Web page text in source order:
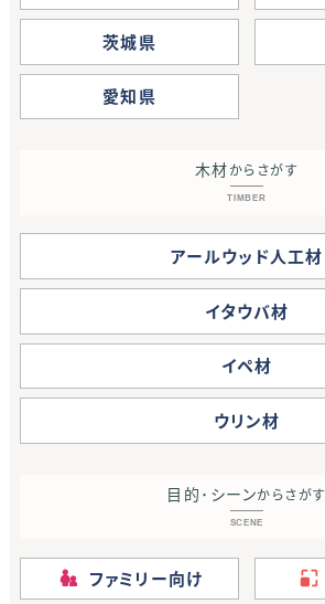
茨城県
愛知県
木材からさがす
TIMBER
アールウッド人工材
イタウバ材
イペ材
ウリン材
目的･シーンからさがす
SCENE
ファミリー向け